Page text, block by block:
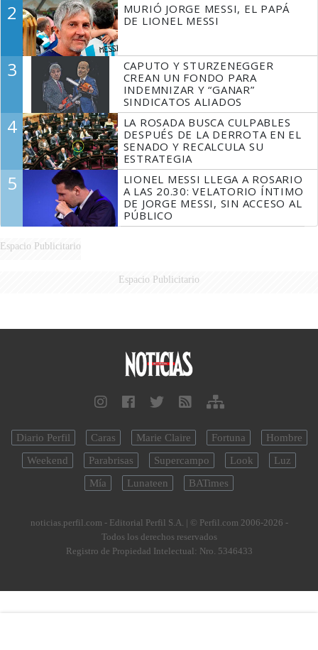
2
MURIÓ JORGE MESSI, EL PAPÁ
DE LIONEL MESSI
3
CAPUTO Y STURZENEGGER
CREAN UN FONDO PARA
INDEMNIZAR Y “GANAR”
SINDICATOS ALIADOS
4
LA ROSADA BUSCA CULPABLES
DESPUÉS DE LA DERROTA EN EL
SENADO Y RECALCULA SU
ESTRATEGIA
5
LIONEL MESSI LLEGA A ROSARIO
A LAS 20.30: VELATORIO ÍNTIMO
DE JORGE MESSI, SIN ACCESO AL
PÚBLICO
Espacio Publicitario
Espacio Publicitario
Diario Perfil Caras Marie Claire Fortuna
Hombre
Weekend
Parabrisas Supercampo Look
Luz
Mía
Lunateen BATimes
noticias.perfil.com - Editorial Perfil S.A. | © Perfil.com 2006-2026 -
Todos los derechos reservados
Registro de Propiedad Intelectual: Nro. 5346433